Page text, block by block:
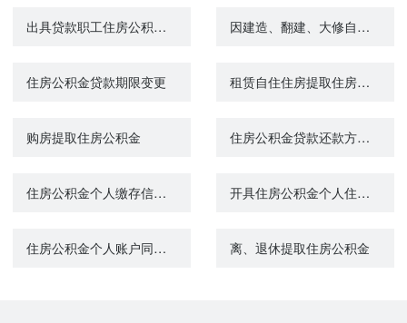
出具贷款职工住房公积金缴存使用证明 因建造、翻建、大修自住住房申请住房公积金贷款
住房公积金贷款期限变更 租赁自住住房提取住房公积金
购房提取住房公积金 住房公积金贷款还款方式变更
住房公积金个人缴存信息查询 开具住房公积金个人住房贷款全部还清证明
住房公积金个人账户同城转移 离、退休提取住房公积金